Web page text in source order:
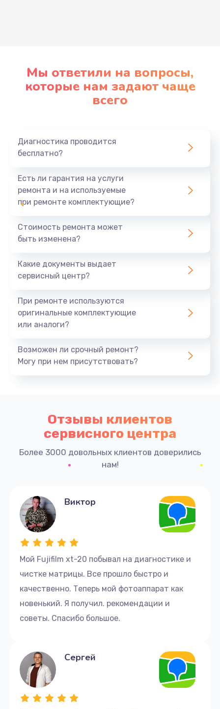
Мы ответили на вопросы,
которые нам задают чаще
всего
Диагностика проводится
бесплатно?
Есть ли гарантия на услуги
ремонта и на используемые
при ремонте комплектующие?
Стоимость ремонта может
быть изменена?
Какие документы выдает
сервисный центр?
При ремонте используются
оригинальные комплектующие
или аналоги?
Возможен ли срочный ремонт?
Могу при нем присутствовать?
Отзывы клиентов
сервисного центра
Более 3000 довольных клиентов доверились
нам!
Мой Fujifilm xt-20 побывал на диагностике и
чистке матрицы. Все прошло быстро и
качественно. Теперь мой фотоаппарат как
новенький. Я получил. рекомендации и
советы. Спасибо большое.
Виктор
Сергей